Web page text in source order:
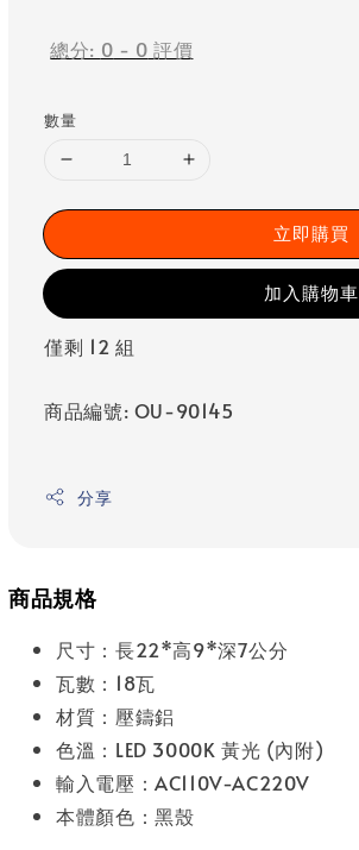
總分: 0 - 0 評價
數量
立即購買
加入購物車
僅剩 12 組
商品編號: OU-90145
分享
商品規格
尺寸：長22*高9*深7公分
瓦數：18瓦
材質：壓鑄鋁
色溫：LED 3000K 黃光 (內附)
輸入電壓：AC110V-AC220V
本體顏色：黑殼